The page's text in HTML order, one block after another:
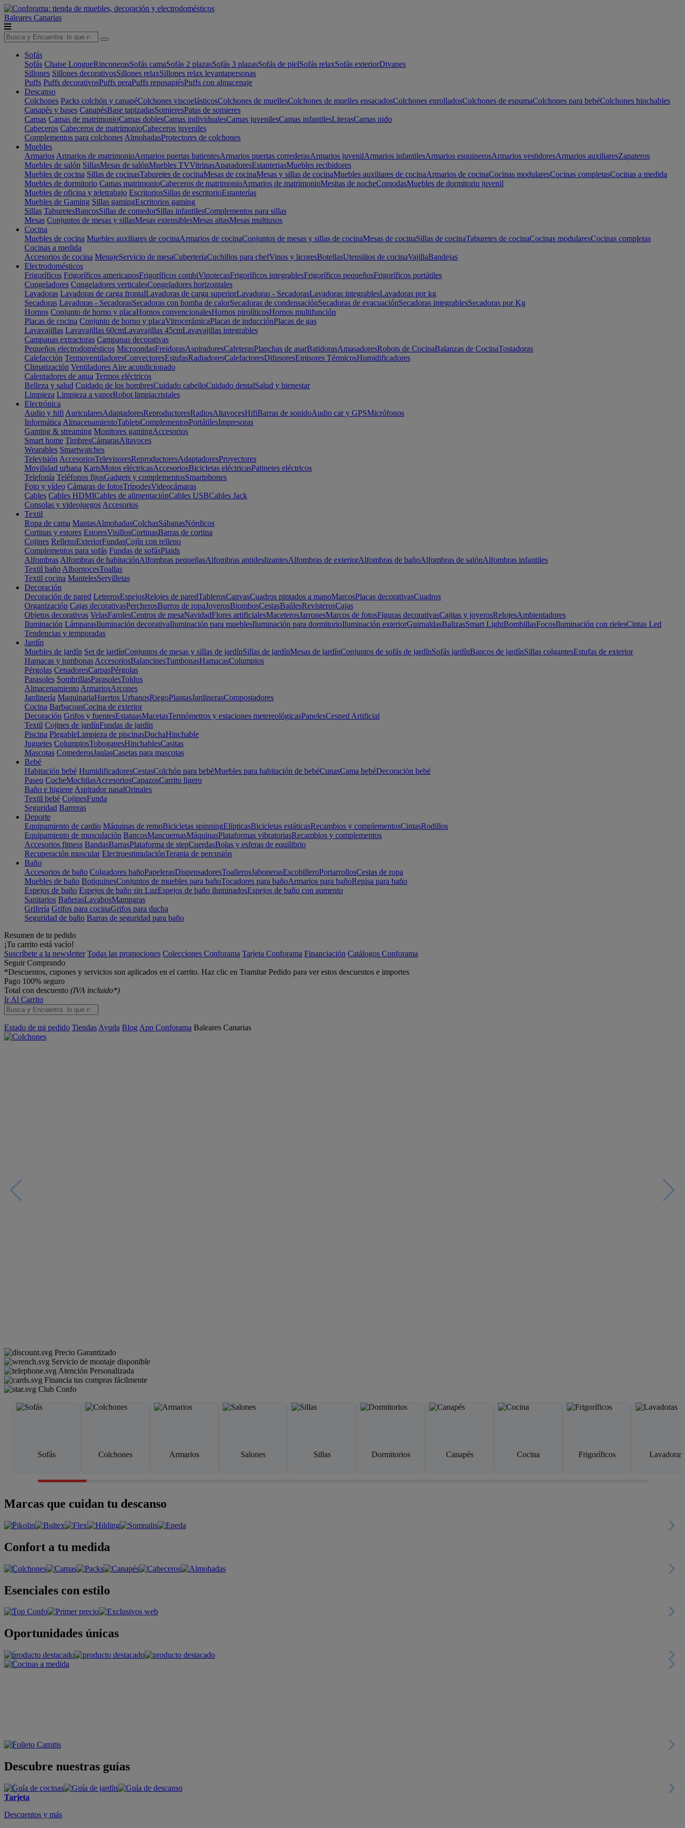
Baleares Canarias
Sofás
Sofás Chaise LongueRinconerasSofás camaSofás 2 plazasSofás 3 plazasSofás de pielSofás relaxSofás exteriorDivanes
Sillones Sillones decorativosSillones relaxSillones relax levantapersonas
Puffs Puffs decorativosPuffs peraPuffs reposapiésPuffs con almacenaje
Descanso
Colchones Packs colchón y canapéColchones viscoelásticosColchones de muellesColchones de muelles ensacadosColchones enrolladosColchones de espumaColchones para bebéColchones hinchables
Canapés y bases CanapésBase tapizadasSomieresPatas de somieres
Camas Camas de matrimonioCamas doblesCamas individualesCamas juvenilesCamas infantilesLiterasCamas nido
Cabeceros Cabeceros de matrimonioCabeceros juveniles
Complementos para colchones AlmohadasProtectores de colchones
Muebles
Armarios Armarios de matrimonioArmarios puertas batientesArmarios puertas correderasArmarios juvenilArmarios infantilesArmarios esquinerosArmarios vestidoresArmarios auxiliaresZapateros
Muebles de salón SillasMesas de salónMuebles TVVitrinasAparadoresEstanteriasMuebles recibidores
Muebles de cocina Sillas de cocinasTaburetes de cocinaMesas de cocinaMesas y sillas de cocinaMuebles auxiliares de cocinaArmarios de cocinaCocinas modularesCocinas completasCocinas a medida
Muebles de dormitorio Camas matrimonioCabeceros de matrimonioArmarios de matrimonioMesitas de nocheComodasMuebles de dormitorio juvenil
Muebles de oficina y teletrabajo EscritoriosSillas de escritorioEstanterías
Muebles de Gaming Sillas gamingEscritorios gaming
Sillas TaburetesBancosSillas de comedorSillas infantilesComplementos para sillas
Mesas Conjuntos de mesas y sillasMesas extensiblesMesas altasMesas multiusos
Cocina
Muebles de cocina Muebles auxiliares de cocinaArmarios de cocinaConjuntos de mesas y sillas de cocinaMesas de cocinaSillas de cocinaTaburetes de cocinaCocinas modularesCocinas completas
Cocinas a medida
Accesorios de cocina MenajeServicio de mesaCuberteríaCuchillos para chefVinos y licoresBotellasUtensilios de cocinaVajillaBandejas
Electrodomésticos
Frigoríficos Frigoríficos americanosFrigoríficos combiVinotecasFrigoríficos integrablesFrigoríficos pequeñosFrigoríficos portátiles
Congeladores Congeladores verticalesCongeladores horizontales
Lavadoras Lavadoras de carga frontalLavadoras de carga superiorLavadoras - SecadorasLavadoras integrablesLavadoras por kg
Secadoras Lavadoras - SecadorasSecadoras con bomba de calorSecadoras de condensaciónSecadoras de evacuaciónSecadoras integrablesSecadoras por Kg
Hornos Conjunto de horno y placaHornos convencionalesHornos pirolíticosHornos multifunción
Placas de cocina Conjunto de horno y placaVitrocerámicaPlacas de inducciónPlacas de gas
Lavavajillas Lavavajillas 60cmLavavajillas 45cmLavavajillas integrables
Campanas extractoras Campanas decorativas
Pequeños electrodomésticos MicroondasFreidorasAspiradoresCafeterasPlanchas de asarBatidorasAmasadoresRobots de CocinaBalanzas de CocinaTostadoras
Calefacción TermoventiladoresConvectoresEstufasRadiadoresCalefactoresDifusoresEmisores TérmicosHumidificadores
Climatización Ventiladores Aire acondicionado
Calentadores de agua Termos eléctricos
Belleza y salud Cuidado de los hombresCuidado cabelloCuidado dentalSalud y bienestar
Limpieza Limpieza a vaporRobot limpiacristales
Electrónica
Audio y hifi AuricularesAdaptadoresReproductoresRadiosAltavocesHifiBarras de sonidoAudio car y GPSMicrófonos
Informática AlmacenamientoTabletsComplementosPortátilesImpresoras
Gaming & streaming Monitores gamingAccesorios
Smart home TimbresCámarasAltavoces
Wearables Smartwatches
Televisión AccesoriosTelevisoresReproductoresAdaptadoresProyectores
Movilidad urbana KartsMotos eléctricasAccesoriosBicicletas eléctricasPatinetes eléctricos
Telefonía Teléfonos fijosGadgets y complementosSmartphones
Foto y vídeo Cámaras de fotosTrípodesVideocámaras
Cables Cables HDMICables de alimentaciónCables USBCables Jack
Consolas y videojuegos Accesorios
Textil
Ropa de cama MantasAlmohadasColchasSábanasNórdicos
Cortinas y estores EstoresVisillosCortinasBarras de cortina
Cojines RellenoExteriorFundasCojín con relleno
Complementos para sofás Fundas de sofásPlaids
Alfombras Alfombras de habitaciónAlfombras pequeñasAlfombras antideslizantesAlfombras de exteriorAlfombras de bañoAlfombras de salónAlfombras infantiles
Textil baño AlbornocesToallas
Textil cocina MantelesServilletas
Decoración
Decoración de pared LetrerosEspejosRelojes de paredTablerosCanvasCuadros pintados a manoMarcosPlacas decorativasCuadros
Organización Cajas decorativasPercherosBurros de ropaJoyerosBiombosCestasBaúlesRevisterosCajas
Objetos decorativos VelasFarolesCentros de mesaNavidadFlores artificialesMaceterosJarronesMarcos de fotosFiguras decorativasCajitas y joyerosRelojesAmbientadores
Iluminación LámparasIluminación decorativaIluminación para mueblesIluminación para dormitorioIluminación exteriorGuirnaldasBalizasSmart LightBombillasFocosIluminación con rielesCintas Led
Tendencias y temporadas
Jardín
Muebles de jardín Set de jardínConjuntos de mesas y sillas de jardínSillas de jardínMesas de jardínConjuntos de sofás de jardínSofás jardínBancos de jardínSillas colgantesEstufas de exterior
Hamacas y tumbonas AccesoriosBalancinesTumbonasHamacasColumpios
Pérgolas CenadoresCarpasPérgolas
Parasoles SombrillasParasolesToldos
Almacenamiento ArmariosArcones
Jardinería MaquinariaHuertos UrbanosRiegoPlantasJardinerasCompostadores
Cocina BarbacoasCocina de exterior
Decoración Grifos y fuentesEstatuasMacetasTermómetros y estaciones metereológicasPanelesCesped Artificial
Textil Cojines de jardínFundas de jardín
Piscina PlegableLimpieza de piscinasDuchaHinchable
Juguetes ColumpiosToboganesHinchablesCasitas
Mascotas ComederosJaulasCasetas para mascotas
Bebé
Habitación bebé HumidificadoresCestasColchón para bebéMuebles para habitación de bebéCunasCama bebéDecoración bebé
Paseo CocheMochilasAccesoriosCapazosCarrito ligero
Baño e higiene Aspirador nasalOrinales
Textil bebé CojinesFunda
Seguridad Barreras
Deporte
Equipamiento de cardio Máquinas de remoBicicletas spinningElípticasBicicletas estáticasRecambios y complementosCintasRodillos
Equipamiento de musculación BancosMancuernasMáquinasPlataformas vibratoriasRecambios y complementos
Accesorios fitness BandasBarrasPlataforma de stepCuerdasBolas y esferas de equilibrio
Recuperación muscular ElectroestimulaciónTerapia de percusión
Baño
Accesorios de baño Colgadores bañoPapelerasDispensadoresToallerosJabonerasEscobilleroPortarrollosCestas de ropa
Muebles de baño BotiquinesConjuntos de muebles para bañoTocadores para bañoArmarios para bañoRepisa para baño
Espejos de baño Espejos de baño sin LuzEspejos de baño iluminadosEspejos de baño con aumento
Sanitarios BañerasLavabosMamparas
Grifería Grifos para cocinaGrifos para ducha
Seguridad de baño Barras de seguridad para baño
Resumen de tu pedido
¡Tu carrito está vacío!
Suscríbete a la newsletter Todas las promociones Colecciones Conforama Tarjeta Conforama Financiación Catálogos Conforama
Seguir Comprando
*Descuentos, cupones y servicios son aplicados en el carrito. Haz clic en Tramitar Pedido para ver estos descuentos e importes
Pago 100% seguro
Total con descuento (IVA incluido*)
Ir Al Carrito
Estado de mi pedido Tiendas Ayuda Blog App Conforama Baleares Canarias
Precio Garantizado
Servicio de montaje disponible
Atención Personalizada
Financia tus compras fácilmente
Club Confo
Sofás Colchones Armarios Salones Sillas Dormitorios Canapés Cocina Frigoríficos Lavadoras
Marcas que cuidan tu descanso
Confort a tu medida
Esenciales con estilo
Oportunidades únicas
Descubre nuestras guías
Tarjeta
Descuentos y más